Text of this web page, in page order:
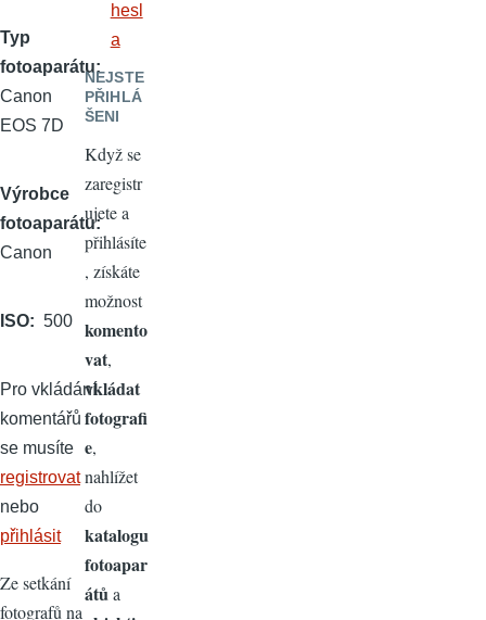
Typ
fotoaparátu
Canon
EOS 7D
Výrobce
fotoaparátu
Canon
ISO 500
Pro vkládání
komentářů
se musíte
registrovat
nebo
přihlásit
Ze setkání
fotografů na
hesl
a
NEJSTE
PŘIHLÁ
ŠENI
Když se
zaregistr
ujete a
přihlásíte
, získáte
možnost
komento
vat,
vkládat
fotografi
e,
nahlížet
do
katalogu
fotoapar
átů a